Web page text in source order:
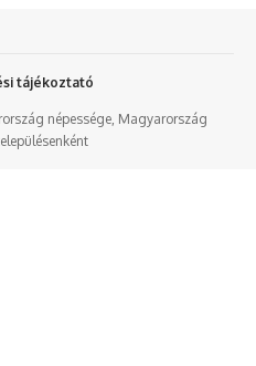
népessége, Magyarország
tájékoztató